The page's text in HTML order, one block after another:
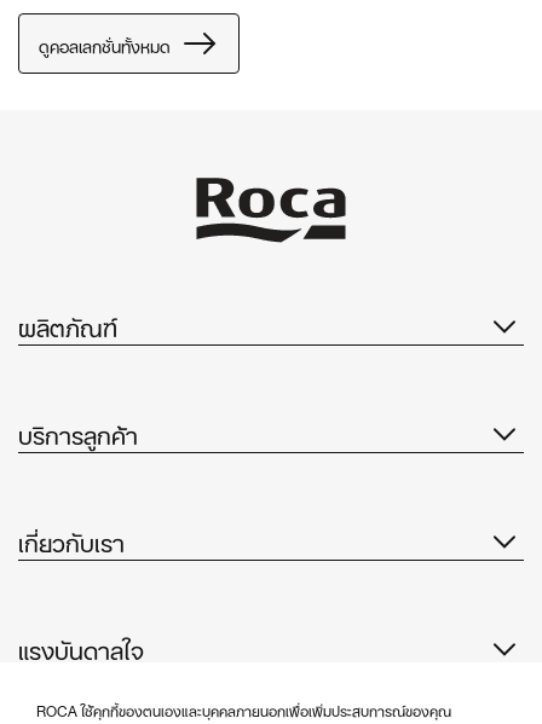
ROCA ใช้คุกกี้ของตนเองและบุคคลภายนอกเพื่อเพิ่มประสบการณ์ของคุณ
ดูคอลเลกชั่นทั้งหมด
ผลิตภัณฑ์
บริการลูกค้า
เกี่ยวกับเรา
แรงบันดาลใจ
ติดตามเรา